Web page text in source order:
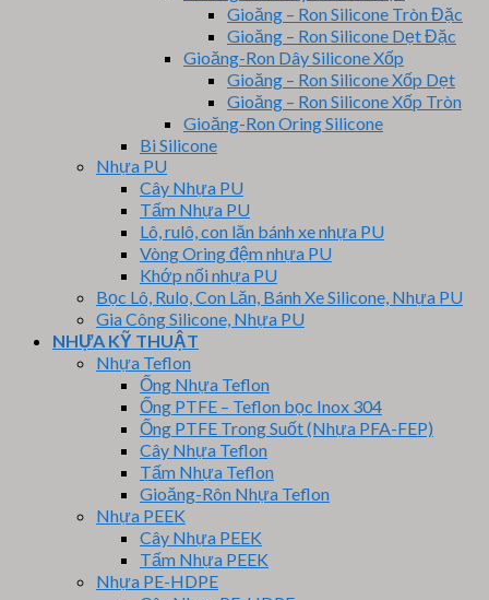
Gioăng – Ron Silicone Tròn Đặc
Gioăng – Ron Silicone Dẹt Đặc
Gioăng-Ron Dây Silicone Xốp
Gioăng – Ron Silicone Xốp Dẹt
Gioăng – Ron Silicone Xốp Tròn
Gioăng-Ron Oring Silicone
Bi Silicone
Nhựa PU
Cây Nhựa PU
Tấm Nhựa PU
Lô, rulô, con lăn bánh xe nhựa PU
Vòng Oring đệm nhựa PU
Khớp nối nhựa PU
Bọc Lô, Rulo, Con Lăn, Bánh Xe Silicone, Nhựa PU
Gia Công Silicone, Nhựa PU
NHỰA KỸ THUẬT
Nhựa Teflon
Ống Nhựa Teflon
Ống PTFE – Teflon bọc Inox 304
Ống PTFE Trong Suốt (Nhựa PFA-FEP)
Cây Nhựa Teflon
Tấm Nhựa Teflon
Gioăng-Rôn Nhựa Teflon
Nhựa PEEK
Cây Nhựa PEEK
Tấm Nhựa PEEK
Nhựa PE-HDPE